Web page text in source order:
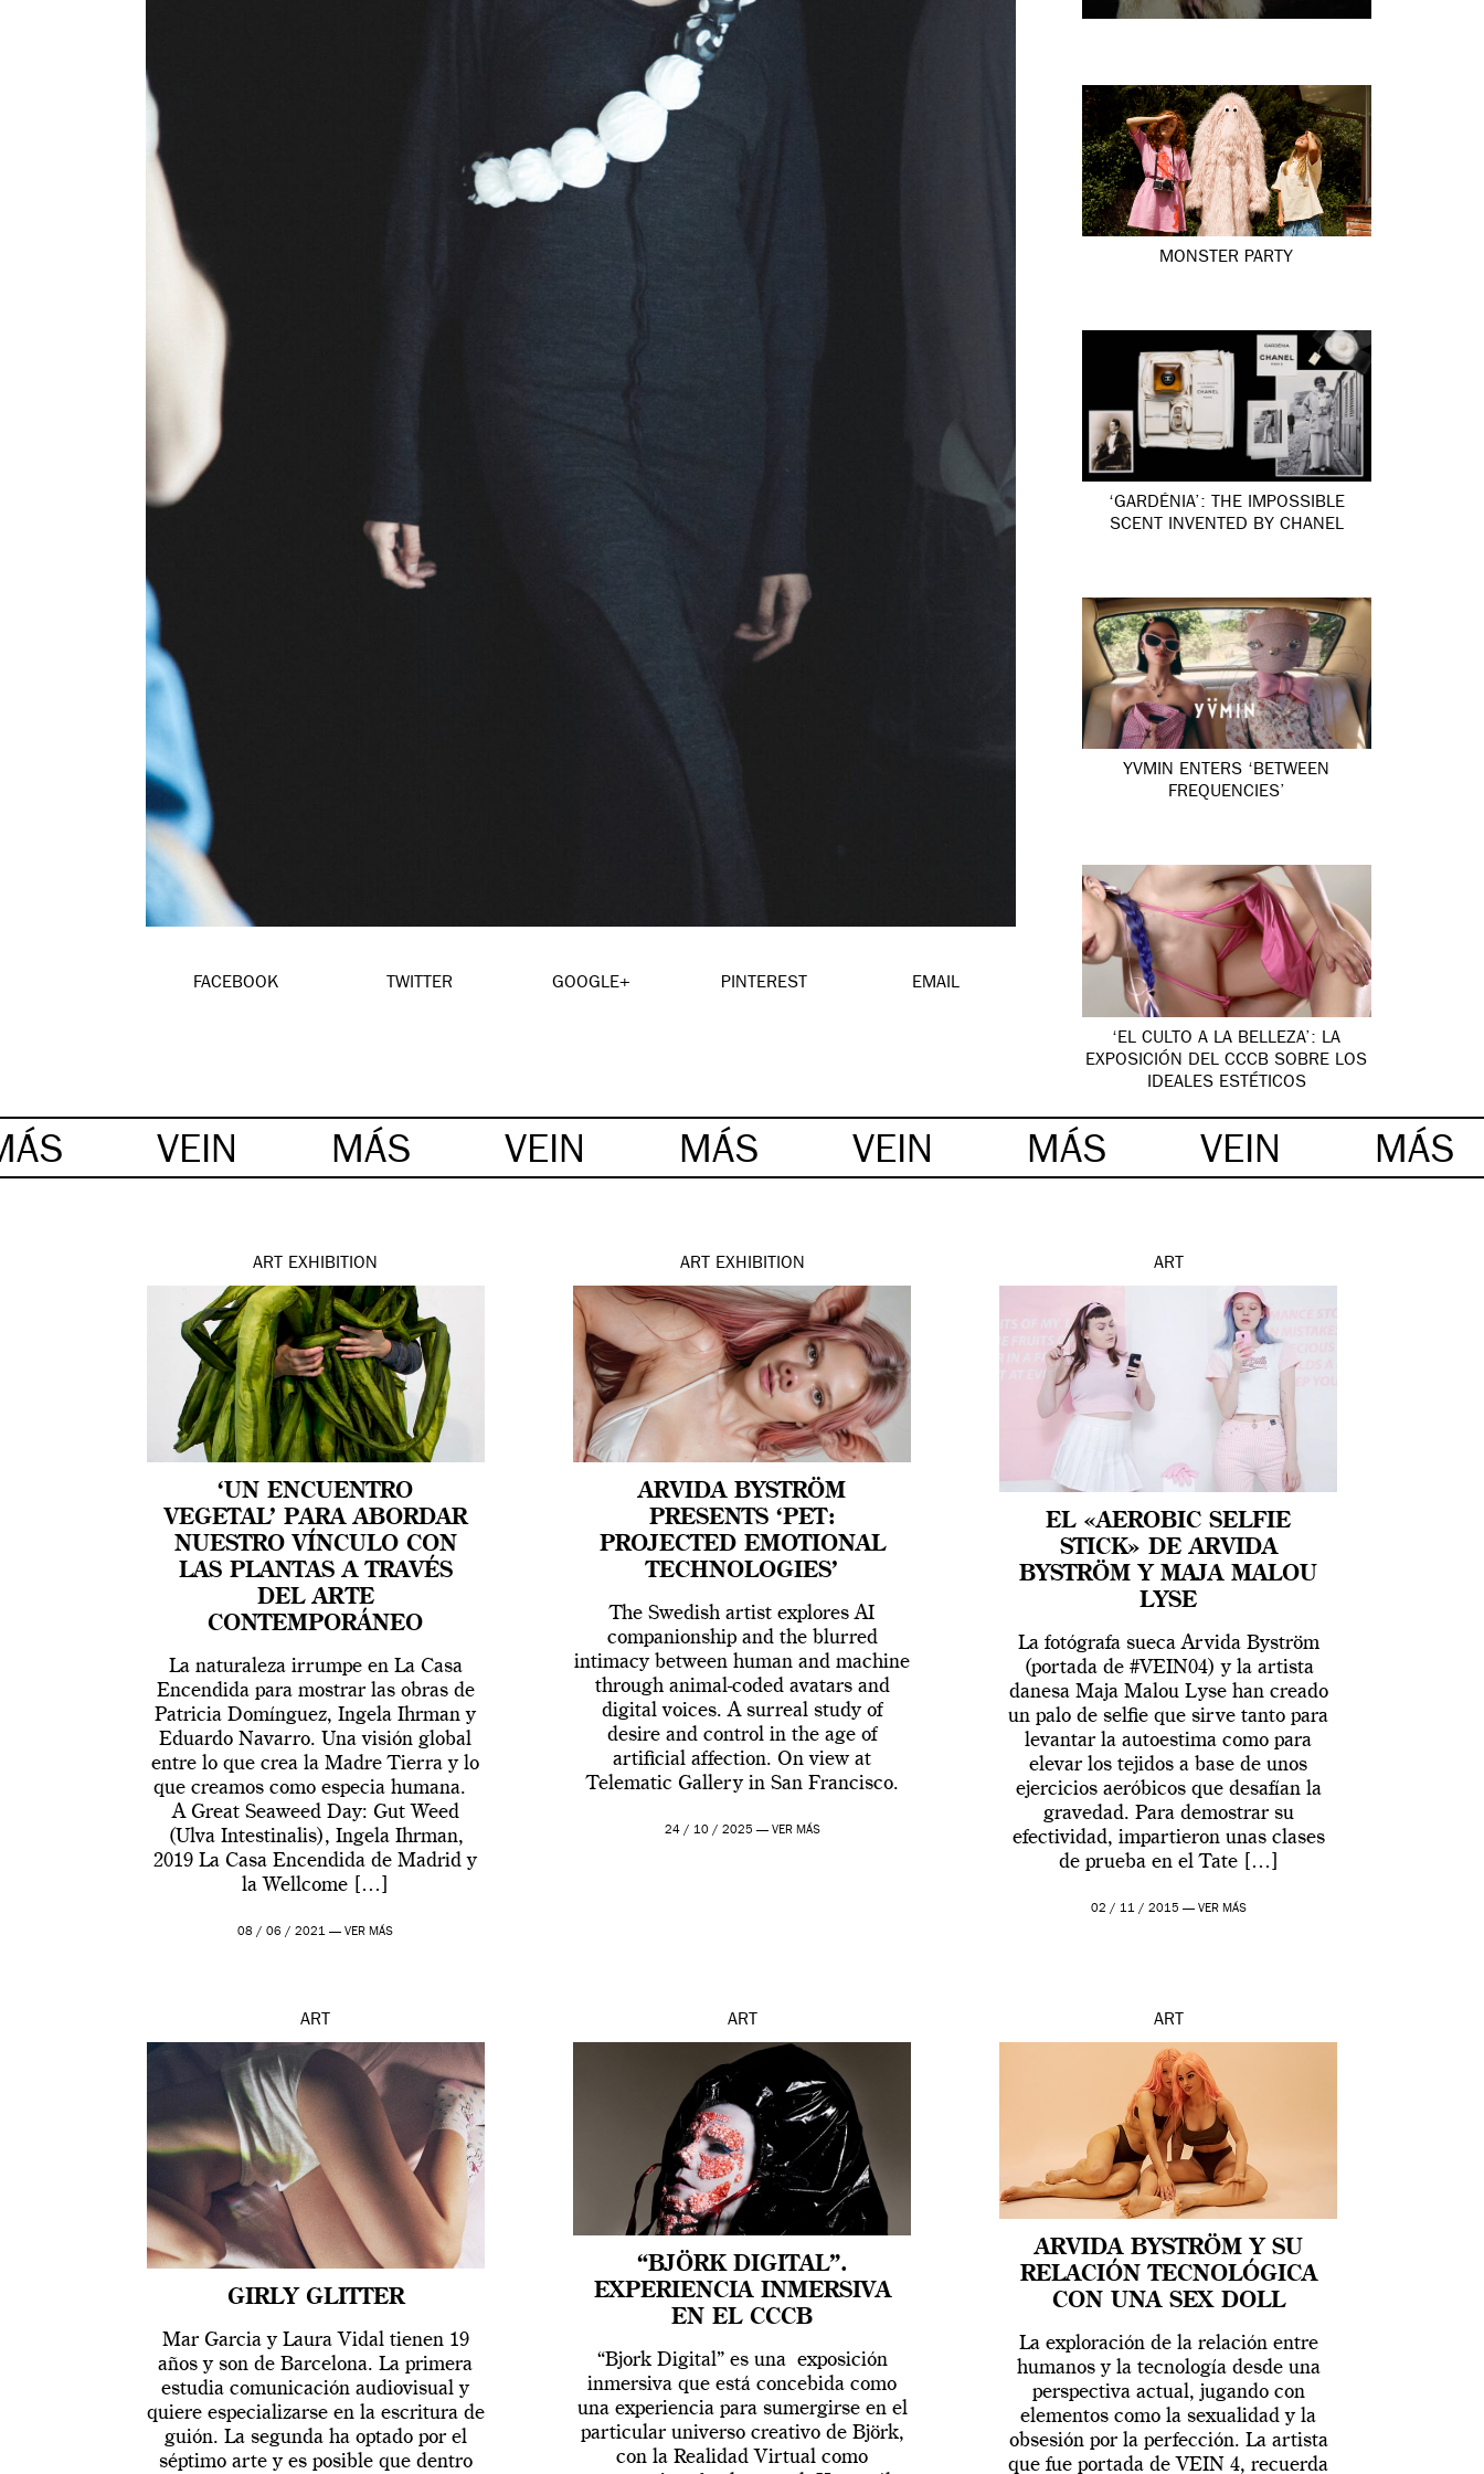
FACEBOOK TWITTER GOOGLE+ PINTEREST EMAIL
MONSTER PARTY
‘GARDÉNIA’: THE IMPOSSIBLE
SCENT INVENTED BY CHANEL
YVMIN ENTERS ‘BETWEEN
FREQUENCIES’
‘EL CULTO A LA BELLEZA’: LA
EXPOSICIÓN DEL CCCB SOBRE LOS
IDEALES ESTÉTICOS
VEIN MÁS VEIN MÁS VEIN MÁS VEIN MÁS
ART EXHIBITION
‘UN ENCUENTRO
VEGETAL’ PARA ABORDAR
NUESTRO VÍNCULO CON
LAS PLANTAS A TRAVÉS
DEL ARTE
CONTEMPORÁNEO
La naturaleza irrumpe en La Casa
Encendida para mostrar las obras de
Patricia Domínguez, Ingela Ihrman y
Eduardo Navarro. Una visión global
entre lo que crea la Madre Tierra y lo
que creamos como especia humana.
A Great Seaweed Day: Gut Weed
(Ulva Intestinalis), Ingela Ihrman,
2019 La Casa Encendida de Madrid y
la Wellcome […]
08 / 06 / 2021 —VER MÁS
ART EXHIBITION
ARVIDA BYSTRÖM
PRESENTS ‘PET:
PROJECTED EMOTIONAL
TECHNOLOGIES’
The Swedish artist explores AI
companionship and the blurred
intimacy between human and machine
through animal-coded avatars and
digital voices. A surreal study of
desire and control in the age of
artificial affection. On view at
Telematic Gallery in San Francisco.
24 / 10 / 2025 — VER MÁS
ART
EL «AEROBIC SELFIE
STICK» DE ARVIDA
BYSTRÖM Y MAJA MALOU
LYSE
La fotógrafa sueca Arvida Byström
(portada de #VEIN04) y la artista
danesa Maja Malou Lyse han creado
un palo de selfie que sirve tanto para
levantar la autoestima como para
elevar los tejidos a base de unos
ejercicios aeróbicos que desafían la
gravedad. Para demostrar su
efectividad, impartieron unas clases
de prueba en el Tate […]
02 / 11 / 2015 — VER MÁS
ART
GIRLY GLITTER
Mar Garcia y Laura Vidal tienen 19
años y son de Barcelona. La primera
estudia comunicación audiovisual y
quiere especializarse en la escritura de
guión. La segunda ha optado por el
séptimo arte y es posible que dentro
ART
“BJÖRK DIGITAL”.
EXPERIENCIA INMERSIVA
EN EL CCCB
“Bjork Digital” es una exposición
inmersiva que está concebida como
una experiencia para sumergirse en el
particular universo creativo de Björk,
con la Realidad Virtual como
ART
ARVIDA BYSTRÖM Y SU
RELACIÓN TECNOLÓGICA
CON UNA SEX DOLL
La exploración de la relación entre
humanos y la tecnología desde una
perspectiva actual, jugando con
elementos como la sexualidad y la
obsesión por la perfección. La artista
que fue portada de VEIN 4, recuerda